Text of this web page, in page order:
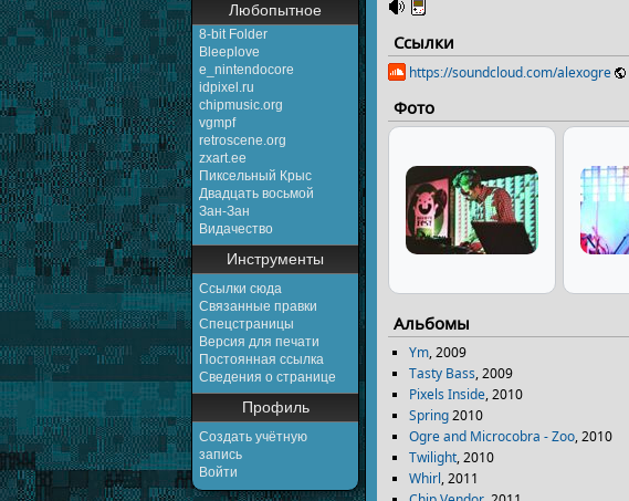
Любопытное
8-bit Folder
Bleeplove
e_nintendocore
idpixel.ru
chipmusic.org
vgmpf
retroscene.org
zxart.ee
Пиксельный Крыс
Двадцать восьмой
Зан-Зан
Видачество
Инструменты
Ссылки сюда
Связанные правки
Спецстраницы
Версия для печати
Постоянная ссылка
Сведения о странице
Профиль
Создать учётную
запись
Войти
Ссылки
https://soundcloud.com/alexogre
Фото
Альбомы
Ym, 2009
Tasty Bass, 2009
Pixels Inside, 2010
Spring2010
Ogre and Microcobra - Zoo, 2010
Twilight, 2010
Whirl, 2011